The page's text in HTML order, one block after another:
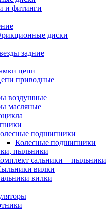
и фитинги
диски
задние
цепи
приводные
воздушные
масляные
подшипники
Колесные подшипники
пыльники
сальники + пыльники
вилки
вилки